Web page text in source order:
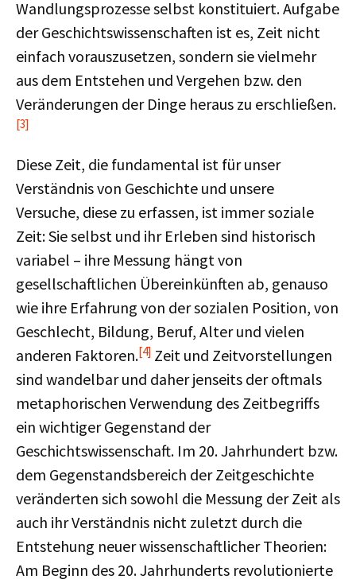
Wandlungsprozesse selbst konstituiert. Aufgabe
der Geschichtswissenschaften ist es, Zeit nicht
einfach vorauszusetzen, sondern sie vielmehr
aus dem Entstehen und Vergehen bzw. den
Veränderungen der Dinge heraus zu erschließen.
[3]
Diese Zeit, die fundamental ist für unser
Verständnis von Geschichte und unsere
Versuche, diese zu erfassen, ist immer soziale
Zeit: Sie selbst und ihr Erleben sind historisch
variabel – ihre Messung hängt von
gesellschaftlichen Übereinkünften ab, genauso
wie ihre Erfahrung von der sozialen Position, von
Geschlecht, Bildung, Beruf, Alter und vielen
anderen Faktoren.[4] Zeit und Zeitvorstellungen
sind wandelbar und daher jenseits der oftmals
metaphorischen Verwendung des Zeitbegriffs
ein wichtiger Gegenstand der
Geschichtswissenschaft. Im 20. Jahrhundert bzw.
dem Gegenstandsbereich der Zeitgeschichte
veränderten sich sowohl die Messung der Zeit als
auch ihr Verständnis nicht zuletzt durch die
Entstehung neuer wissenschaftlicher Theorien:
Am Beginn des 20. Jahrhunderts revolutionierte